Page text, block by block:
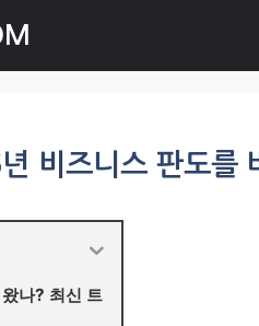
비즈니스 판도를
나? 최신 트